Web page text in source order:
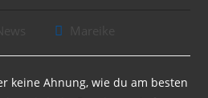
News
Beitrags-
keine Ahnung, wie du am besten